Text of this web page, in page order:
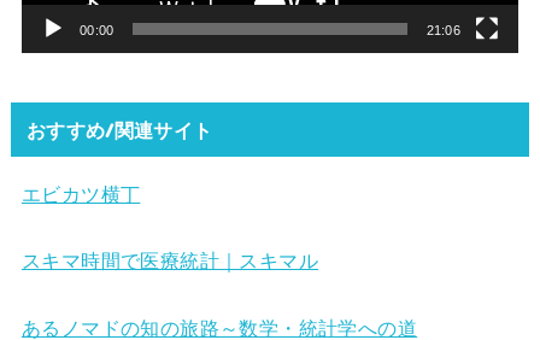
00:00 21:06
おすすめ/関連サイト
エビカツ横丁
スキマ時間で医療統計｜スキマル
あるノマドの知の旅路～数学・統計学への道